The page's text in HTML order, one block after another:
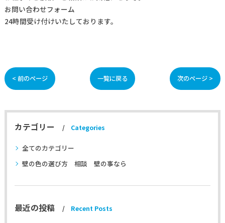
お問い合わせフォーム
24時間受け付けいたしております。
< 前のページ 一覧に戻る 次のページ >
カテゴリー Categories
全てのカテゴリー
壁の色の選び方 相談 壁の事なら
最近の投稿 Recent Posts